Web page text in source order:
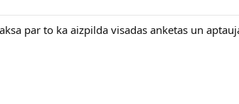
par to ka aizpilda visadas anketas un